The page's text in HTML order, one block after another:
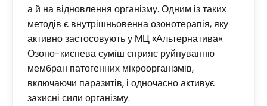
а й на відновлення організму. Одним із таких
методів є внутрішньовенна озонотерапія, яку
активно застосовують у МЦ «Альтернатива».
Озоно-киснева суміш сприяє руйнуванню
мембран патогенних мікроорганізмів,
включаючи паразитів, і одночасно активує
захисні сили організму.